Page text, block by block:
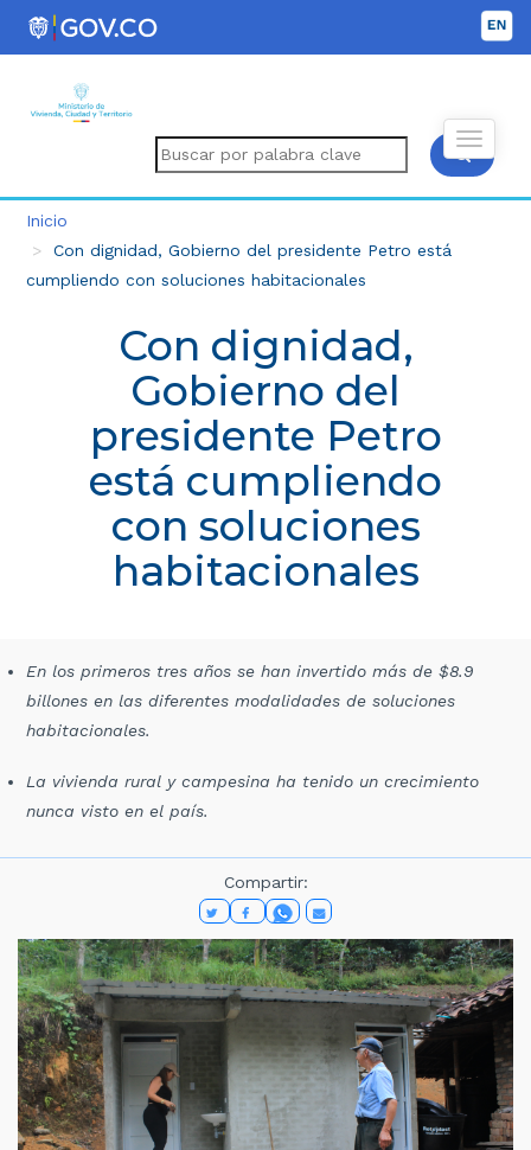
Inicio
Con dignidad, Gobierno del presidente Petro está
cumpliendo con soluciones habitacionales
Con dignidad,
Gobierno del
presidente Petro
está cumpliendo
con soluciones
habitacionales
En los primeros tres años se han invertido más de $8.9
billones en las diferentes modalidades de soluciones
habitacionales.
La vivienda rural y campesina ha tenido un crecimiento
nunca visto en el país.
Compartir: